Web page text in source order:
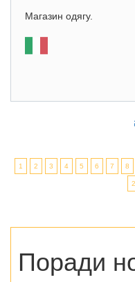
Магазин одягу.
1 2 3 4 5 6 7 8
Поради